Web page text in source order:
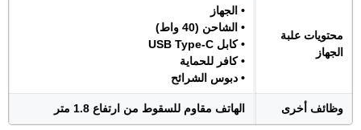
محتويات علبة
الجهاز
• الجهاز
• الشاحن (40 واط)
• كابل USB Type-C
• كافر للحماية
• دبوس الشرائح
وظائف أخرى الهاتف مقاوم للسقوط من ارتفاع 1.8 متر